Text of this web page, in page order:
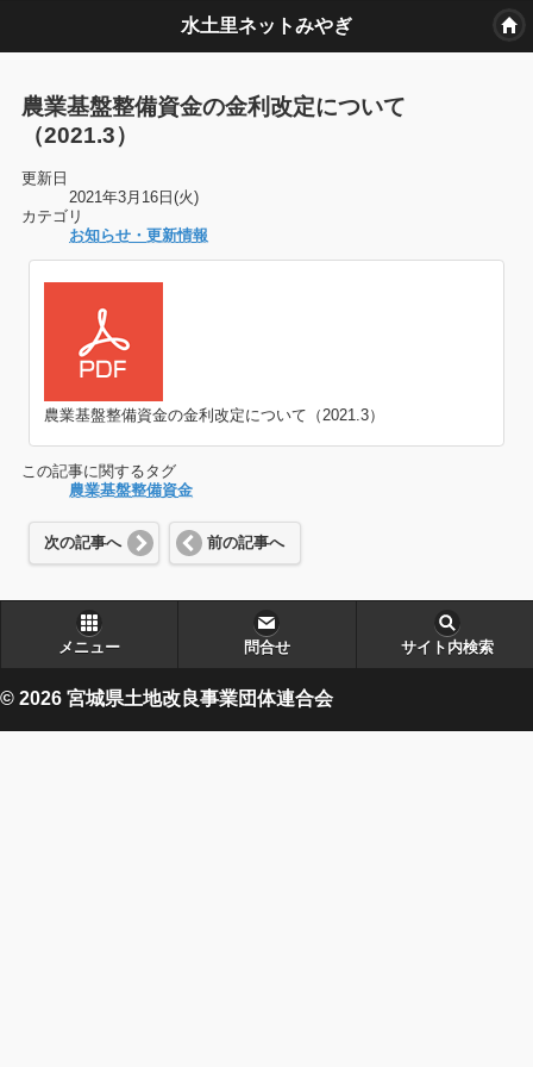
水土里ネットみやぎ
農業基盤整備資金の金利改定について
（2021.3）
更新日
2021年3月16日(火)
カテゴリ
お知らせ・更新情報
農業基盤整備資金の金利改定について（2021.3）
この記事に関するタグ
農業基盤整備資金
次の記事へ 前の記事へ
メニュー 問合せ サイト内検索
© 2026 宮城県土地改良事業団体連合会